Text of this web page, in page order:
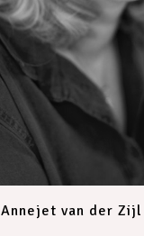
Annejet van der Zijl